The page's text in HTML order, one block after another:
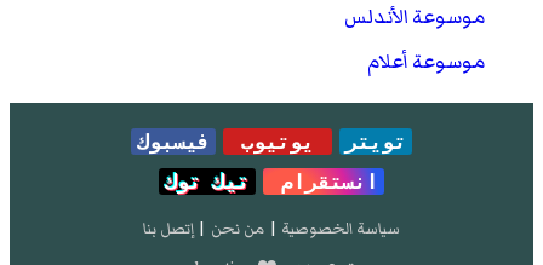
موسوعة الأندلس
موسوعة أعلام
تويتر يوتيوب
فيسبوك
انستقرام
تيك توك
سياسة الخصوصية | من نحن | إتصل بنا